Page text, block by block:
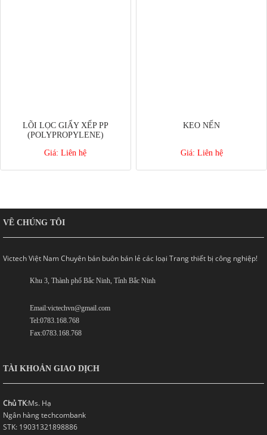
LÕI LỌC GIẤY XẾP PP
(POLYPROPYLENE)
Giá: Liên hệ
KEO NẾN
Giá: Liên hệ
VỀ CHÚNG TÔI
Victech Việt Nam Chuyên bán buôn bán lẻ các loại Trang thiết bị công nghiệp!
Khu 3, Thành phố Bắc Ninh, Tỉnh Bắc Ninh
Email:victechvn@gmail.com
Tel:0783.168.768
Fax:0783.168.768
TÀI KHOẢN GIAO DỊCH
Chủ TK:Ms. Hạ
Ngân hàng techcombank
STK: 19031321898886